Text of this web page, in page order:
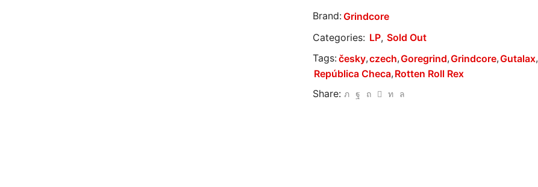
Brand: Grindcore
Categories: LP, Sold Out
Tags: česky,czech,Goregrind,Grindcore,Gutalax,
República Checa, Rotten Roll Rex
Share: